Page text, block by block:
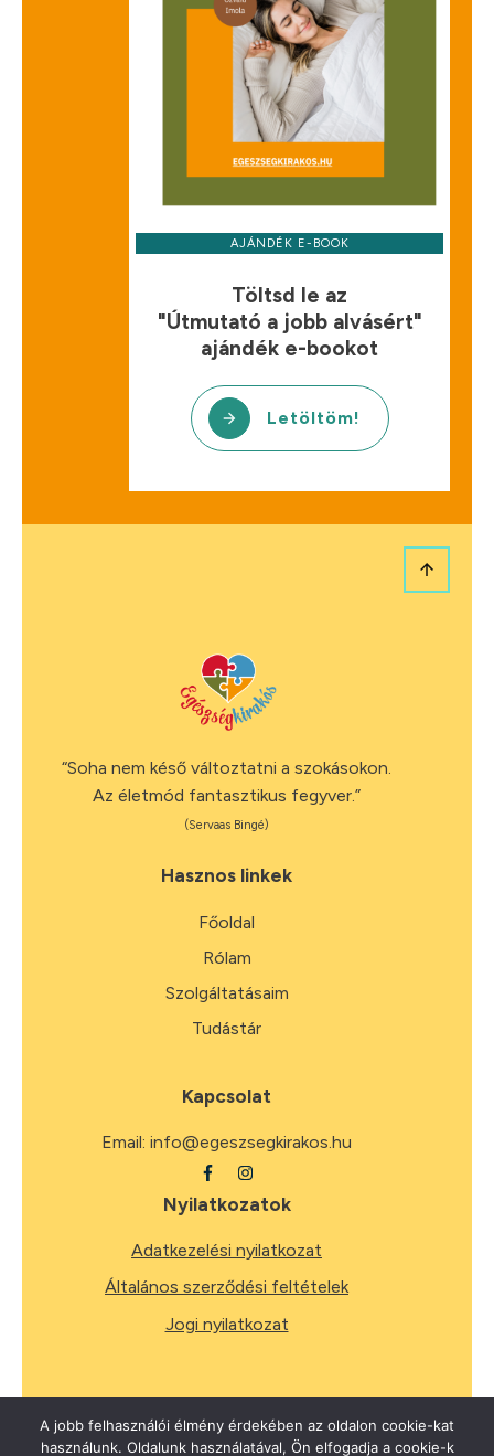
AJÁNDÉK E-BOOK
Töltsd le az
"Útmutató a jobb alvásért"
ajándék e-bookot
Letöltöm!
“Soha nem késő változtatni a szokásokon.
Az életmód fantasztikus fegyver.”
(Servaas Bingé)
Hasznos linkek
Főoldal
Rólam
Szolgáltatásaim
Tudástár
Kapcsolat
Email: info@egeszsegkirakos.hu
Nyilatkozatok
Adatkezelési nyilatkozat
Általános szerződési feltételek
Jogi nyilatkozat
2026Minden jog fenntartva.
A jobb felhasználói élmény érdekében az oldalon cookie-kat
használunk. Oldalunk használatával, Ön elfogadja a cookie-k